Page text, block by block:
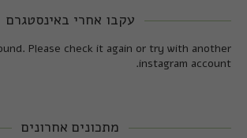
עקבו אחרי באינסטגרם
Please check it again or try with another
instagram account.
מתכונים אחרונים